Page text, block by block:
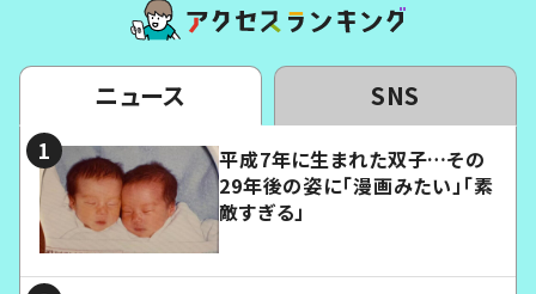
ニュース SNS
平成7年に生まれた双子…その
29年後の姿に「漫画みたい」「素
敵すぎる」